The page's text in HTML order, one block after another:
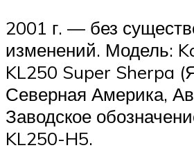
2001 г. — без
изменений. Модель:
KL250 Super Sherpa
Северная Америка,
Заводское
KL250-H5.